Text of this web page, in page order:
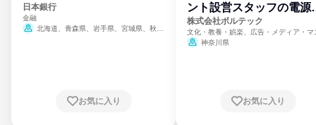
日本銀行
金融
北海道、青森県、岩手県、宮城県、秋田
崎県、熊本県、大分県、宮崎県、鹿児島県、
お気に入り
ント設営スタッフの電源
門
株式会社ボルテック
文化・教養・娯楽、広告・メディア・マ
ミ、電力・ガス・水道・エネルギー
神奈川県
お気に入り